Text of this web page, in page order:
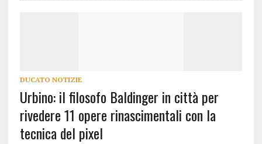
DUCATO NOTIZIE
Urbino: il filosofo Baldinger in città per
rivedere 11 opere rinascimentali con la
tecnica del pixel